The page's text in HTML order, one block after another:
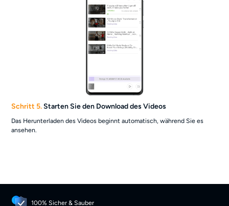
Schritt 5.Starten Sie den Download des Videos
Das Herunterladen des Videos beginnt automatisch, während Sie es
ansehen.
100% Sicher & Sauber